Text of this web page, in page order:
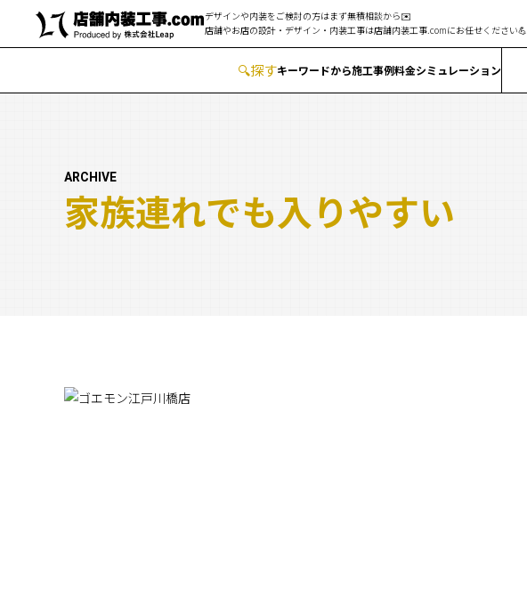
デザインや内装をご検討の方はまず無積相談から✉️
店舗やお店の設計・デザイン・内装工事は店舗内装工事.comにお任せください💪
🔍︎探すキーワードから施工事例料金シミュレーション
ARCHIVE
家族連れでも入りやすい